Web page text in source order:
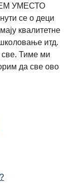
УМЕСТО
се о деци
квалитетне
итд.
све. Тиме ми
да све ово